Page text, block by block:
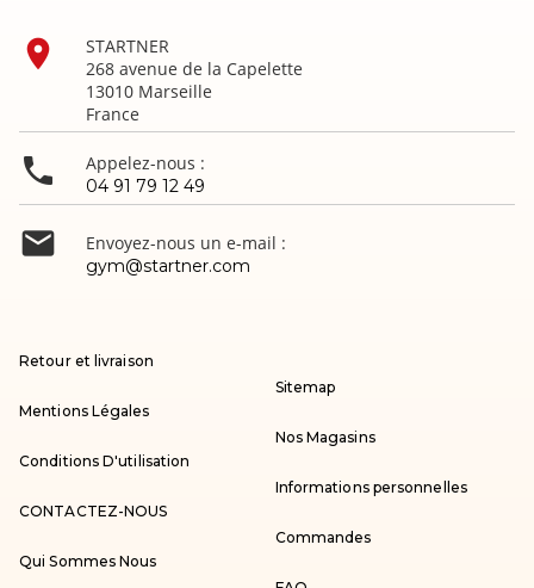

STARTNER
268 avenue de la Capelette
13010 Marseille
France
 Appelez-nous :
04 91 79 12 49
 Envoyez-nous un e-mail :
gym@startner.com
Retour et livraison
Mentions Légales
Conditions D'utilisation
CONTACTEZ-NOUS
Qui Sommes Nous
Sitemap
Nos Magasins
Informations personnelles
Commandes